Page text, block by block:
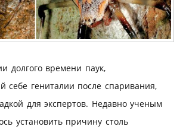
долгого времени паук,
себе гениталии после спаривания,
для экспертов. Недавно ученым
установить причину столь